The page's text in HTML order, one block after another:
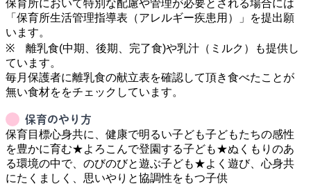
保育所において特別な配慮や管理が必要とされる場合には
「保育所生活管理指導表（アレルギー疾患用）」を提出願
います。
※　離乳食(中期、後期、完了食)や乳汁（ミルク）も提供し
ています。
毎月保護者に離乳食の献立表を確認して頂き食べたことが
保育のやり方
保育目標心身共に、健康で明るい子ども子どもたちの感性
を豊かに育む★よろこんで登園する子ども★ぬくもりのあ
る環境の中で、のびのびと遊ぶ子ども★よく遊び、心身共
にたくましく、思いやりと協調性をもつ子供